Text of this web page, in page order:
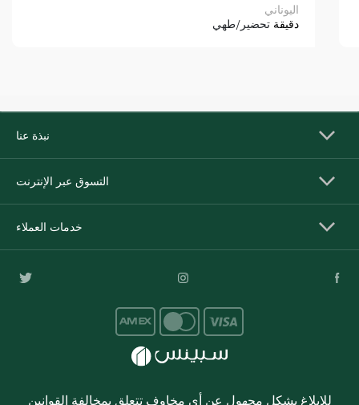
اليوناني
دقيقة تحضير/طهي
نبذة عنا
التسوق عبر الإنترنت
خدمات العملاء
للإبلاغ بشكل مجهول عن أي مخاوف تتعلق بمخالفة القوانين